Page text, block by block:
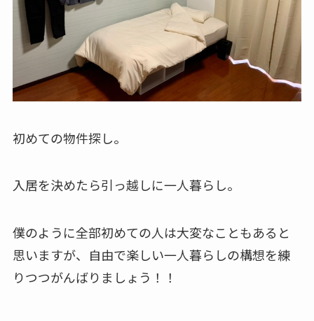
初めての物件探し。
入居を決めたら引っ越しに一人暮らし。
僕のように全部初めての人は大変なこともあると
思いますが、自由で楽しい一人暮らしの構想を練
りつつがんばりましょう！！